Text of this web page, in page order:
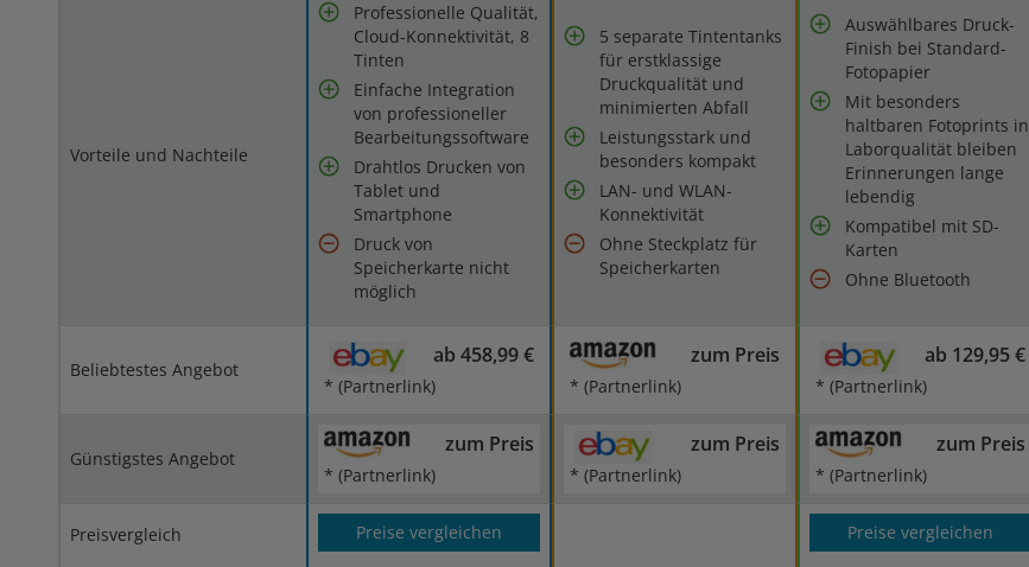
Vorteile und Nachteile
Professionelle Qualität,
Cloud-Konnektivität, 8
Tinten
Einfache Integration
von professioneller
Bearbeitungssoftware
Drahtlos Drucken von
Tablet und
Smartphone
Druck von
Speicherkarte nicht
möglich
5 separate Tintentanks
für erstklassige
Druckqualität und
minimierten Abfall
Leistungsstark und
besonders kompakt
LAN- und WLAN-
Konnektivität
Ohne Steckplatz für
Speicherkarten
Auswählbares Druck-
Finish bei Standard-
Fotopapier
Mit besonders
haltbaren Fotoprints in
Laborqualität bleiben
Erinnerungen lange
lebendig
Kompatibel mit SD-
Karten
Ohne Bluetooth
Beliebtestes Angebot
ab 458,99 €
* (Partnerlink)
zum Preis
* (Partnerlink)
ab 129,95 €
* (Partnerlink)
Günstigstes Angebot
zum Preis
* (Partnerlink)
zum Preis
* (Partnerlink)
zum Preis
* (Partnerlink)
Preisvergleich Preise vergleichen Preise vergleichen